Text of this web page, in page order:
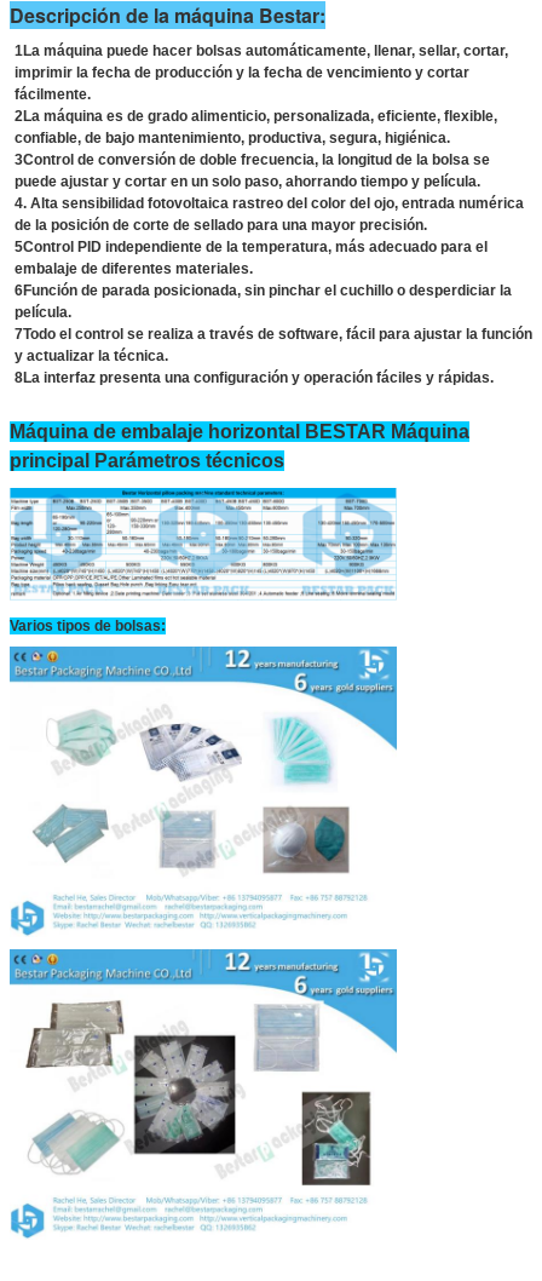
Descripción de la máquina Bestar:
1La máquina puede hacer bolsas automáticamente, llenar, sellar, cortar,
imprimir la fecha de producción y la fecha de vencimiento y cortar
fácilmente.
2La máquina es de grado alimenticio, personalizada, eficiente, flexible,
confiable, de bajo mantenimiento, productiva, segura, higiénica.
3Control de conversión de doble frecuencia, la longitud de la bolsa se
puede ajustar y cortar en un solo paso, ahorrando tiempo y película.
4. Alta sensibilidad fotovoltaica rastreo del color del ojo, entrada numérica
de la posición de corte de sellado para una mayor precisión.
5Control PID independiente de la temperatura, más adecuado para el
embalaje de diferentes materiales.
6Función de parada posicionada, sin pinchar el cuchillo o desperdiciar la
película.
7Todo el control se realiza a través de software, fácil para ajustar la función
y actualizar la técnica.
8La interfaz presenta una configuración y operación fáciles y rápidas.
Máquina de embalaje horizontal BESTAR Máquina
principal Parámetros técnicos
Varios tipos de bolsas: